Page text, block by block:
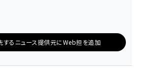
するニュース提供元にWeb担を追加